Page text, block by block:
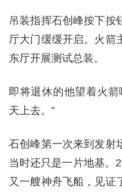
吊装指挥石创峰按下按
厅大门缓缓开启。火箭
东厅开展测试总装。
即将退休的他望着火箭
天上去。”
石创峰第一次来到发射
当时还只是一片地基。
又一艘神舟飞船，见证